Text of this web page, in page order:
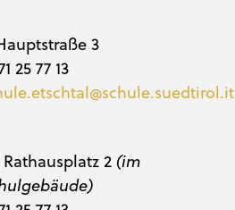
3
25 77 13
Rathausplatz 2 (im